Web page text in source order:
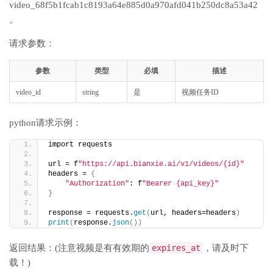
video_68f5b1fcab1c8193a64e885d0a970afd041b250dc8a53a42
。
请求参数：
参数 类型 必填 描述
video_id string 是 视频任务ID
python请求示例：
import requests
url = f"https://api.bianxie.ai/v1/videos/{id}"
headers = {
"Authorization" : f"Bearer {api_key}"
}
response = requests.get ( url, headers=headers)
print ( response. json())
返回结果：(注意视频是有有效期的 expires_at
，请及时下
载！)